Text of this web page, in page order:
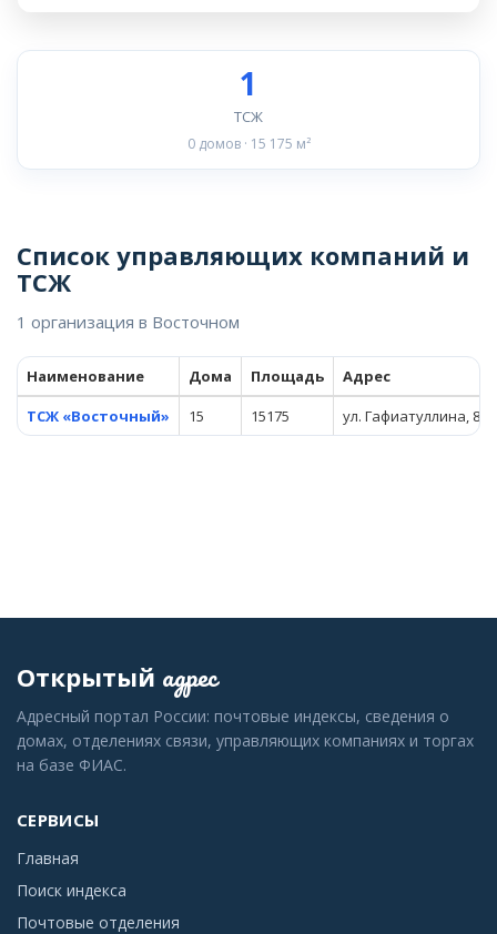
1
ТСЖ
0 домов · 15 175 м²
Список управляющих компаний и
ТСЖ
1 организация в Восточном
Наименование Дома Площадь
Адрес
ТСЖ «Восточный»
15 15175 ул. Гафиатуллина, 8б
Открытый адрес
Адресный портал России: почтовые индексы, сведения о
домах, отделениях связи, управляющих компаниях и торгах
на базе ФИАС.
СЕРВИСЫ
Главная
Поиск индекса
Почтовые отделения